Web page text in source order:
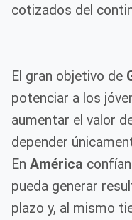
cotizados del
El gran objetivo de
potenciar a los
aumentar el valor
depender
En América
pueda generar
plazo y, al mismo